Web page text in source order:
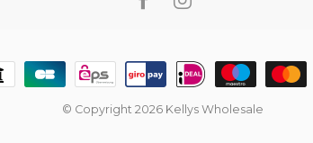
© Copyright 2026 Kellys Wholesale